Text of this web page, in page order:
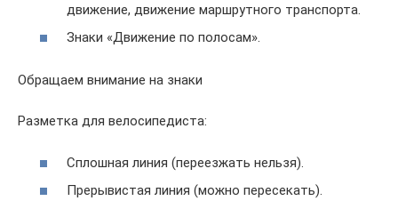
движение, движение маршрутного транспорта.
Знаки «Движение по полосам».
Обращаем внимание на знаки
Разметка для велосипедиста:
Сплошная линия (переезжать нельзя).
Прерывистая линия (можно пересекать).